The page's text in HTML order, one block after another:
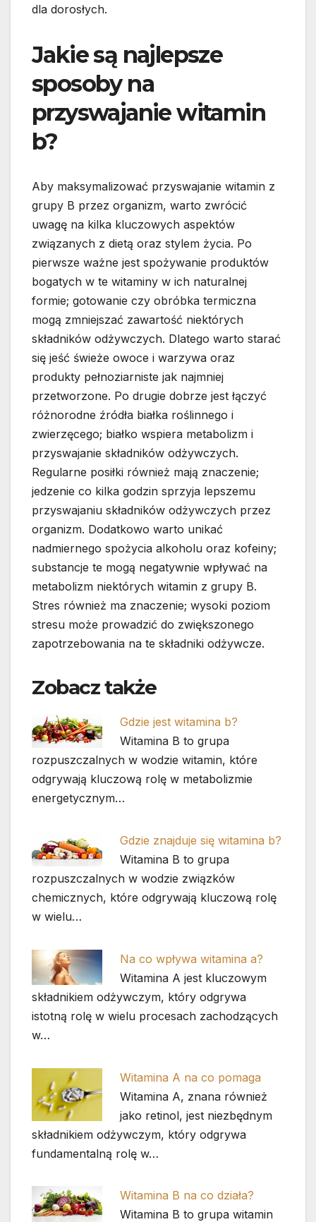
dla dorosłych.
Jakie są najlepsze
sposoby na
przyswajanie witamin
b?
Aby maksymalizować przyswajanie witamin z
grupy B przez organizm, warto zwrócić
uwagę na kilka kluczowych aspektów
związanych z dietą oraz stylem życia. Po
pierwsze ważne jest spożywanie produktów
bogatych w te witaminy w ich naturalnej
formie; gotowanie czy obróbka termiczna
mogą zmniejszać zawartość niektórych
składników odżywczych. Dlatego warto starać
się jeść świeże owoce i warzywa oraz
produkty pełnoziarniste jak najmniej
przetworzone. Po drugie dobrze jest łączyć
różnorodne źródła białka roślinnego i
zwierzęcego; białko wspiera metabolizm i
przyswajanie składników odżywczych.
Regularne posiłki również mają znaczenie;
jedzenie co kilka godzin sprzyja lepszemu
przyswajaniu składników odżywczych przez
organizm. Dodatkowo warto unikać
nadmiernego spożycia alkoholu oraz kofeiny;
substancje te mogą negatywnie wpływać na
metabolizm niektórych witamin z grupy B.
Stres również ma znaczenie; wysoki poziom
stresu może prowadzić do zwiększonego
zapotrzebowania na te składniki odżywcze.
Zobacz także
Gdzie jest witamina b?
Witamina B to grupa
rozpuszczalnych w wodzie witamin, które
odgrywają kluczową rolę w metabolizmie
energetycznym…
Gdzie znajduje się witamina b?
Witamina B to grupa
rozpuszczalnych w wodzie związków
chemicznych, które odgrywają kluczową rolę
w wielu…
Na co wpływa witamina a?
Witamina A jest kluczowym
składnikiem odżywczym, który odgrywa
istotną rolę w wielu procesach zachodzących
w…
Witamina A na co pomaga
Witamina A, znana również
jako retinol, jest niezbędnym
składnikiem odżywczym, który odgrywa
fundamentalną rolę w…
Witamina B na co działa?
Witamina B to grupa witamin